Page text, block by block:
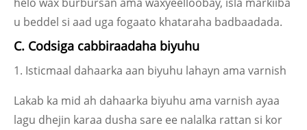
u beddel si aad uga fogaato khataraha badbaadada.
C. Codsiga cabbiraadaha biyuhu
1. Isticmaal dahaarka aan biyuhu lahayn ama varnish
Lakab ka mid ah dahaarka biyuhu ama varnish ayaa
lagu dhejin karaa dusha sare ee nalalka rattan si kor